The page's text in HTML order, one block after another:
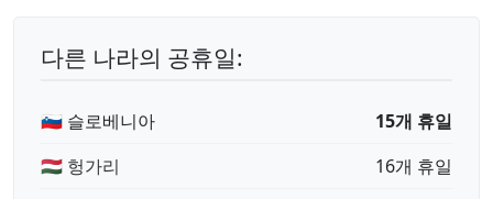
다른 나라의 공휴일:
🇸🇮 슬로베니아
15개 휴일
🇭🇺 헝가리
16개 휴일